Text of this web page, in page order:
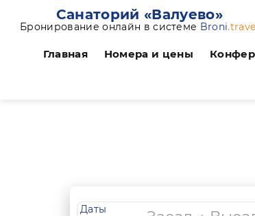
Санаторий «Валуево»
Бронирование онлайн в системе Broni
Главная Номера и цены
Даты